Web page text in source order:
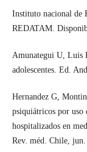
Instituto nacional de
REDATAM.
Amunategui U, Luis
adolescentes. Ed.
Hernandez G,
psiquiátricos por uso
hospitalizados en
Rev. méd. Chile,